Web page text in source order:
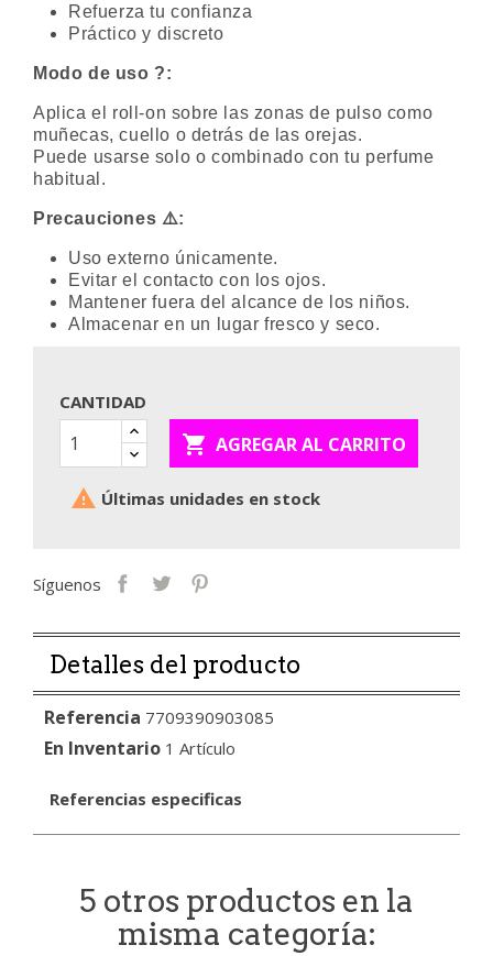
Refuerza tu confianza
Práctico y discreto
Modo de uso ?:
Aplica el roll-on sobre las zonas de pulso como
muñecas, cuello o detrás de las orejas.
Puede usarse solo o combinado con tu perfume
habitual.
Precauciones ⚠️:
Uso externo únicamente.
Evitar el contacto con los ojos.
Mantener fuera del alcance de los niños.
Almacenar en un lugar fresco y seco.
CANTIDAD
 AGREGAR AL CARRITO
 Últimas unidades en stock
Síguenos
Detalles del producto
Referencia 7709390903085
En Inventario 1 Artículo
Referencias especificas
5 otros productos en la
misma categoría: